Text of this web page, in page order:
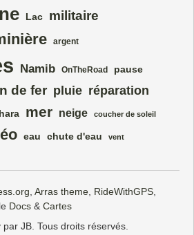
Lac militaire
argent
Namib OnTheRoad pause
de fer pluie réparation
mer neige coucher de soleil
eau chute d'eau vent
, Arras theme, RideWithGPS,
Docs & Cartes
JB. Tous droits réservés.